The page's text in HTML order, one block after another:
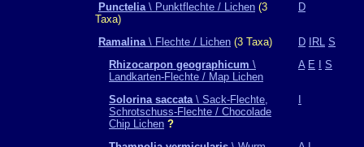
Punctelia\ Punktflechte / Lichen (3
Taxa)
D
Ramalina\ Flechte / Lichen (3 Taxa) D IRL S
Rhizocarpon geographicum \
Landkarten-Flechte / Map Lichen
A E S
Solorina saccata\ Sack-Flechte,
Schrotschuss-Flechte / Chocolade
Chip Lichen ?